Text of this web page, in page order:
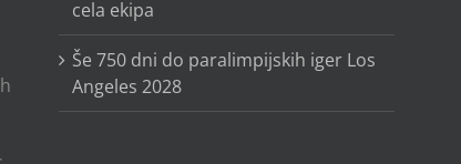
cela ekipa
Še 750 dni do paralimpijskih iger Los
Angeles 2028